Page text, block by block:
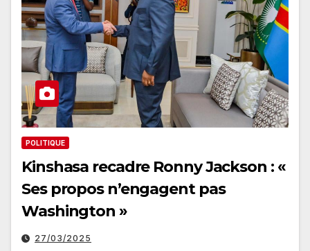
POLITIQUE
Kinshasa recadre Ronny Jackson : «
Ses propos n’engagent pas
Washington »
27/03/2025